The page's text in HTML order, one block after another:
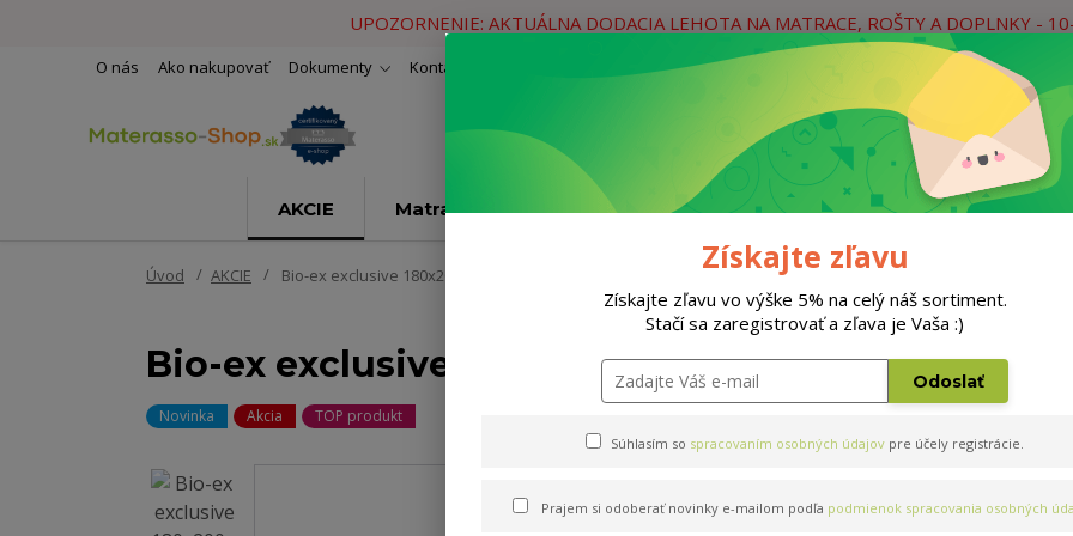
UPOZORNENIE: AKTUÁLNA DODACIA LEHOTA NA MATRACE, ROŠTY A DOPLNKY -
O nás Ako nakupovať Dokumenty Kontakty
Hľadať
Neviete si rady? Zavolajte.
AKCIE Matrace Rošty Doplnky Postele
Úvod AKCIE Bio-ex exclusive 180x200cm
Bio-ex exclusive 180x200cm
Novinka Akcia TOP produkt
Získajte zľavu
Získajte zľavu vo výške 5% na celý náš sortiment.
Stačí sa zaregistrovať a zľava je Vaša :)
Odoslať
Súhlasím so spracovaním osobných údajov pre účely registrácie.
Prajem si odoberať novinky e-mailom podľa podmienok spracovania osobných